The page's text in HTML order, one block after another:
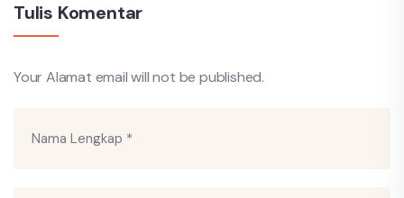
Tulis Komentar
Your Alamat email will not be published.